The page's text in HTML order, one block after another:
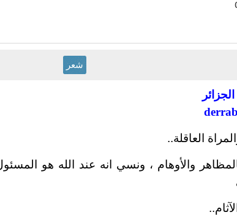
شعر
العاقلة..
والأوهام ، ونسي انه عند الله هو
..